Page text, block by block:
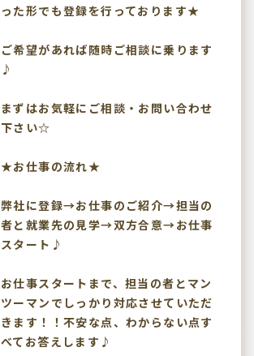
った形でも登録を行っております★
ご希望があれば随時ご相談に乗ります
♪
まずはお気軽にご相談・お問い合わせ
下さい☆
★お仕事の流れ★
弊社に登録→お仕事のご紹介→担当の
者と就業先の見学→双方合意→お仕事
スタート♪
お仕事スタートまで、担当の者とマン
ツーマンでしっかり対応させていただ
きます！！不安な点、わからない点す
べてお答えします♪